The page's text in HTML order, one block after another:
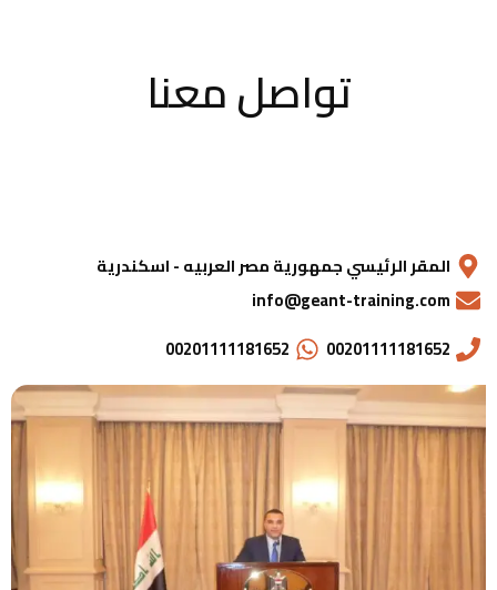
تواصل معنا
المقر الرئيسي جمهورية مصر العربيه - اسكندرية
info@geant-training.com
00201111181652
00201111181652